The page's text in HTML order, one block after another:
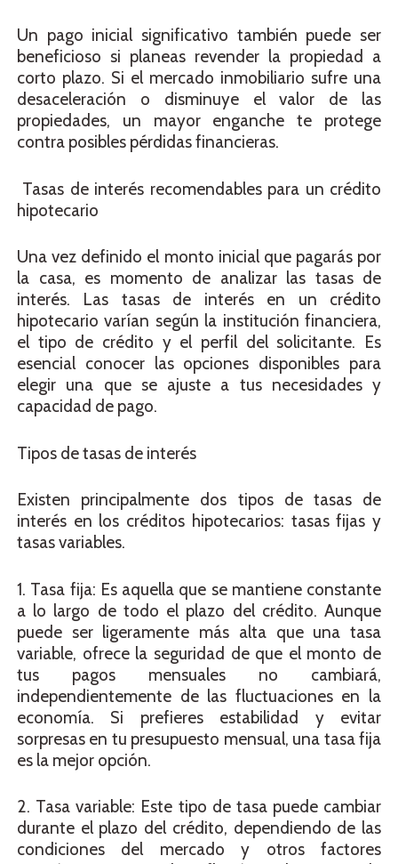
Un pago inicial significativo también puede ser
beneficioso si planeas revender la propiedad a
corto plazo. Si el mercado inmobiliario sufre una
desaceleración o disminuye el valor de las
propiedades, un mayor enganche te protege
contra posibles pérdidas financieras.
Tasas de interés recomendables para un crédito
hipotecario
Una vez definido el monto inicial que pagarás por
la casa, es momento de analizar las tasas de
interés. Las tasas de interés en un crédito
hipotecario varían según la institución financiera,
el tipo de crédito y el perfil del solicitante. Es
esencial conocer las opciones disponibles para
elegir una que se ajuste a tus necesidades y
capacidad de pago.
Tipos de tasas de interés
Existen principalmente dos tipos de tasas de
interés en los créditos hipotecarios: tasas fijas y
tasas variables.
1. Tasa fija: Es aquella que se mantiene constante
a lo largo de todo el plazo del crédito. Aunque
puede ser ligeramente más alta que una tasa
variable, ofrece la seguridad de que el monto de
tus pagos mensuales no cambiará,
independientemente de las fluctuaciones en la
economía. Si prefieres estabilidad y evitar
sorpresas en tu presupuesto mensual, una tasa fija
es la mejor opción.
2. Tasa variable: Este tipo de tasa puede cambiar
durante el plazo del crédito, dependiendo de las
condiciones del mercado y otros factores